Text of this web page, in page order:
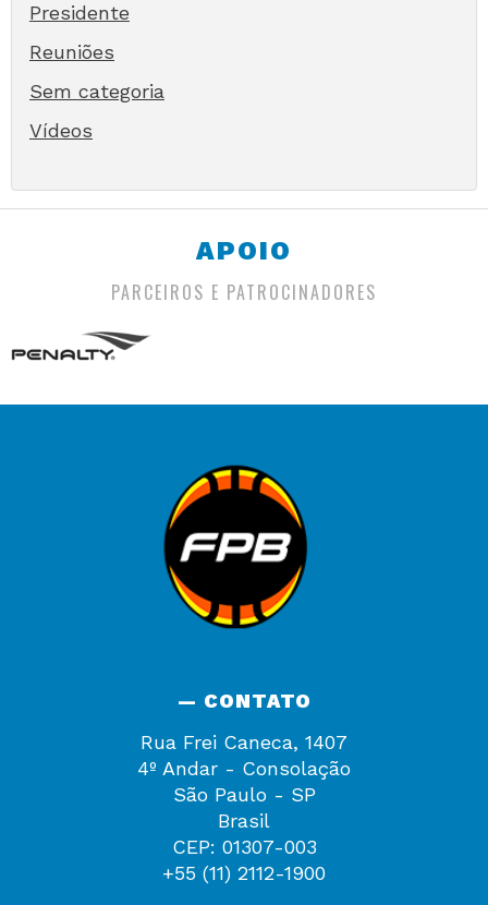
Presidente
Reuniões
Sem categoria
Vídeos
APOIO
PARCEIROS E PATROCINADORES
— CONTATO
Rua Frei Caneca, 1407
4º Andar - Consolação
São Paulo - SP
Brasil
CEP: 01307-003
+55 (11) 2112-1900